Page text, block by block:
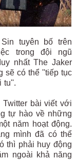
tuyên bố trên
trong đội ngũ
nhất The Jaker
sẽ có thể ''tiếp tục
tu''.
bài viết với
tự hào về những
năm hoạt động.
mình đã có thể
thì phải huy động
ngoài khả năng